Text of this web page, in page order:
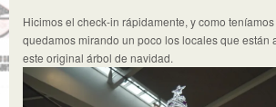
Hicimos el check-in rápidamente, y como
quedamos mirando un poco los locales que están
este original árbol de navidad.